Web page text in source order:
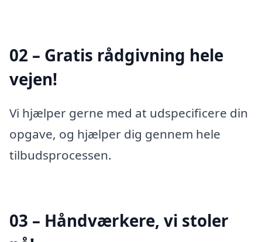
02 – Gratis rådgivning hele
vejen!
Vi hjælper gerne med at udspecificere din
opgave, og hjælper dig gennem hele
tilbudsprocessen.
03 – Håndværkere, vi stoler